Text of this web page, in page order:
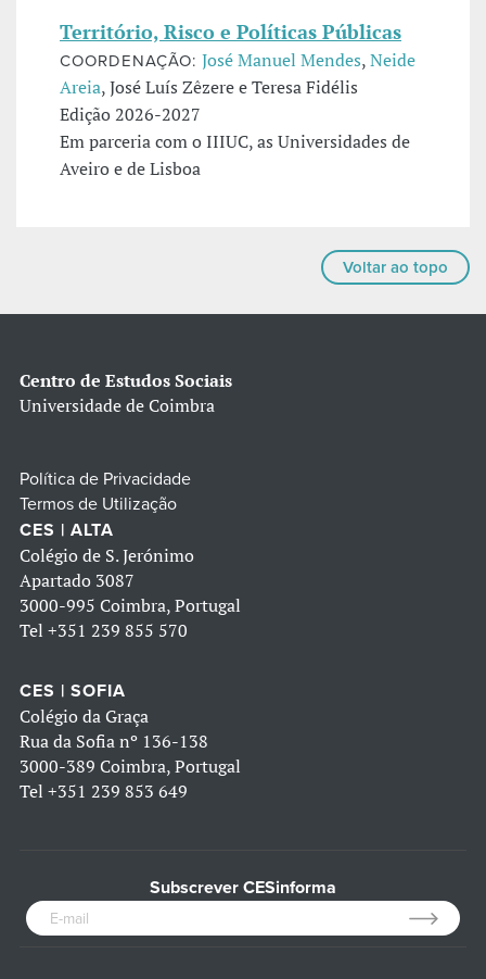
Território, Risco e Políticas Públicas
COORDENAÇÃO: José Manuel Mendes,Neide
Areia, José Luís Zêzere e Teresa Fidélis
Edição 2026-2027
Em parceria com o IIIUC, as Universidades de
Aveiro e de Lisboa
Voltar ao topo
Centro de Estudos Sociais
Universidade de Coimbra
Política de Privacidade
Termos de Utilização
CES | ALTA
Colégio de S. Jerónimo
Apartado 3087
3000-995 Coimbra, Portugal
Tel +351 239 855 570
CES | SOFIA
Colégio da Graça
Rua da Sofia nº 136-138
3000-389 Coimbra, Portugal
Tel +351 239 853 649
Subscrever CESinforma